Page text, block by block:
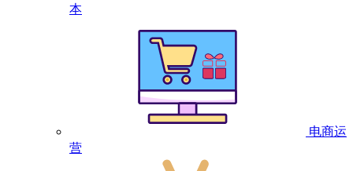
本
电商运
营